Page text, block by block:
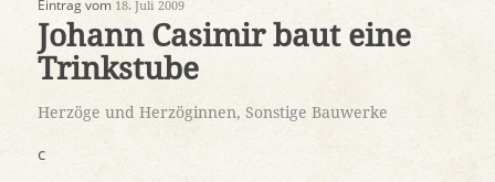
Eintrag vom 18. Juli 2009
Johann Casimir baut eine
Trinkstube
Herzöge und Herzöginnen, Sonstige Bauwerke
c